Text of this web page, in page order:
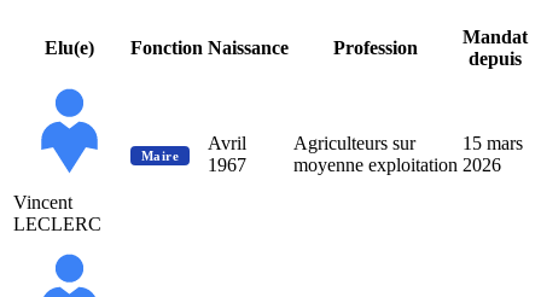
Elu(e) Fonction Naissance Profession
Mandat
depuis
Vincent
LECLERC
Maire
Avril
1967
Agriculteurs sur
moyenne exploitation
15 mars
2026